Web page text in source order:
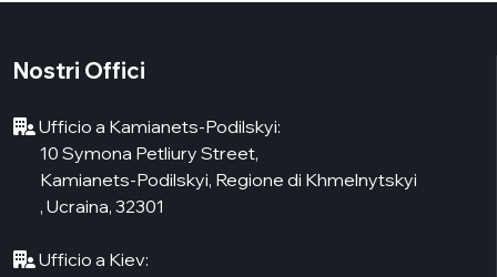
Nostri Offici
Ufficio a Kamianets-Podilskyi:
10 Symona Petliury Street,
Kamianets-Podilskyi, Regione di Khmelnytskyi
, Ucraina, 32301
Ufficio a Kiev: